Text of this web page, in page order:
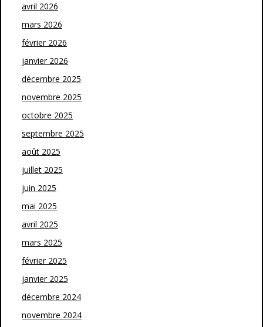
avril 2026
mars 2026
février 2026
janvier 2026
décembre 2025
novembre 2025
octobre 2025
septembre 2025
août 2025
juillet 2025
juin 2025
mai 2025
avril 2025
mars 2025
février 2025
janvier 2025
décembre 2024
novembre 2024